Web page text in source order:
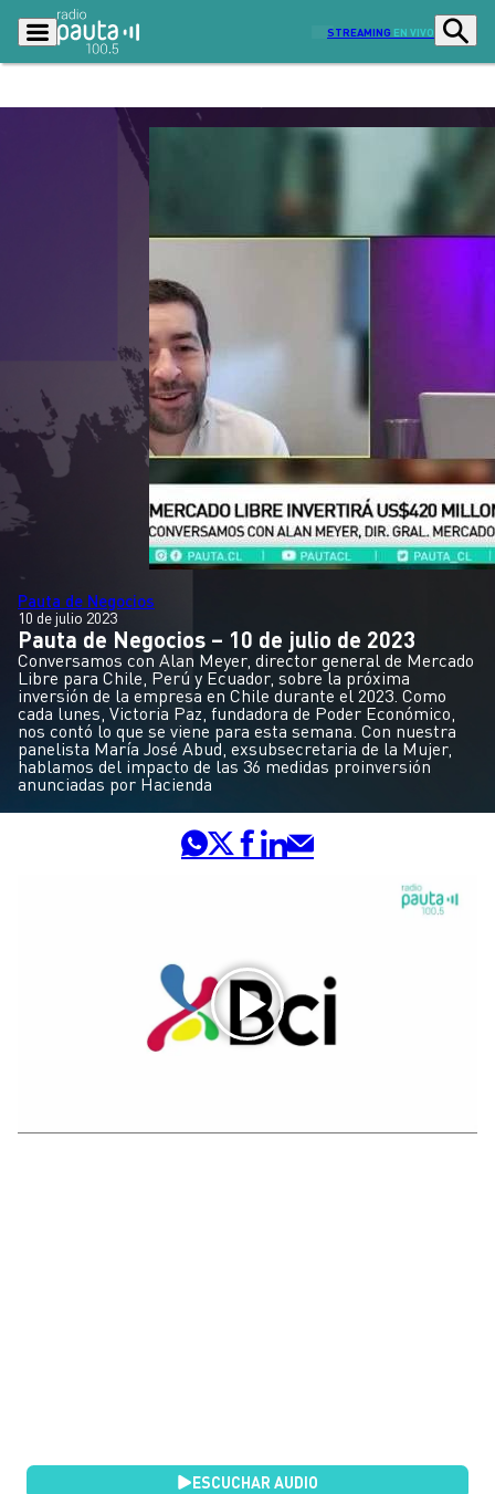
STREAMING EN VIVO
Podcasts Programas
Actualidad
Radio en vivo
Tendencias
Entretención y Cultura
Dato en Pauta Señal 2
Contenido Patrocinado
Pauta de Negocios
10 de julio 2023
Pauta de Negocios – 10 de julio de 2023
Conversamos con Alan Meyer, director general de Mercado
Libre para Chile, Perú y Ecuador, sobre la próxima
inversión de la empresa en Chile durante el 2023. Como
cada lunes, Victoria Paz, fundadora de Poder Económico,
nos contó lo que se viene para esta semana. Con nuestra
panelista María José Abud, exsubsecretaria de la Mujer,
hablamos del impacto de las 36 medidas proinversión
anunciadas por Hacienda
ESCUCHAR AUDIO